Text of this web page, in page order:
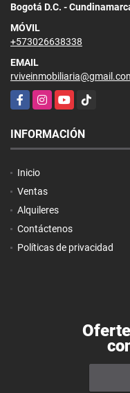
Bogotá D.C. -
MÓVIL
+573026638338
EMAIL
FacebookInstagramYouTubeTikTok
INFORMACIÓN
Inicio
Ventas
Alquileres
Contáctenos
Políticas de privacidad